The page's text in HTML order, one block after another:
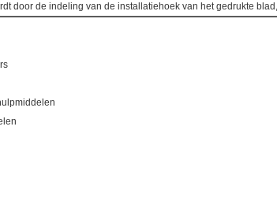
door de indeling van de installatiehoek van het gedrukte